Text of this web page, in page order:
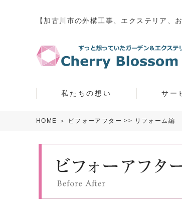
【加古川市の外構工事、エクステリア、
私たちの想い サー
HOME ＞ ビフォーアフター >> リフォーム編